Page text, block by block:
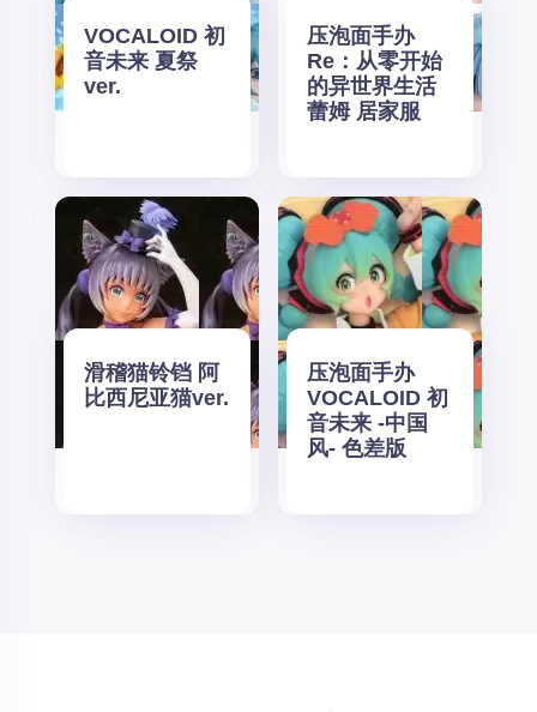
VOCALOID 初
音未来 夏祭
ver.
压泡面手办
Re：从零开始
的异世界生活
蕾姆 居家服
滑稽猫铃铛 阿
比西尼亚猫ver.
压泡面手办
VOCALOID 初
音未来 -中国
风- 色差版